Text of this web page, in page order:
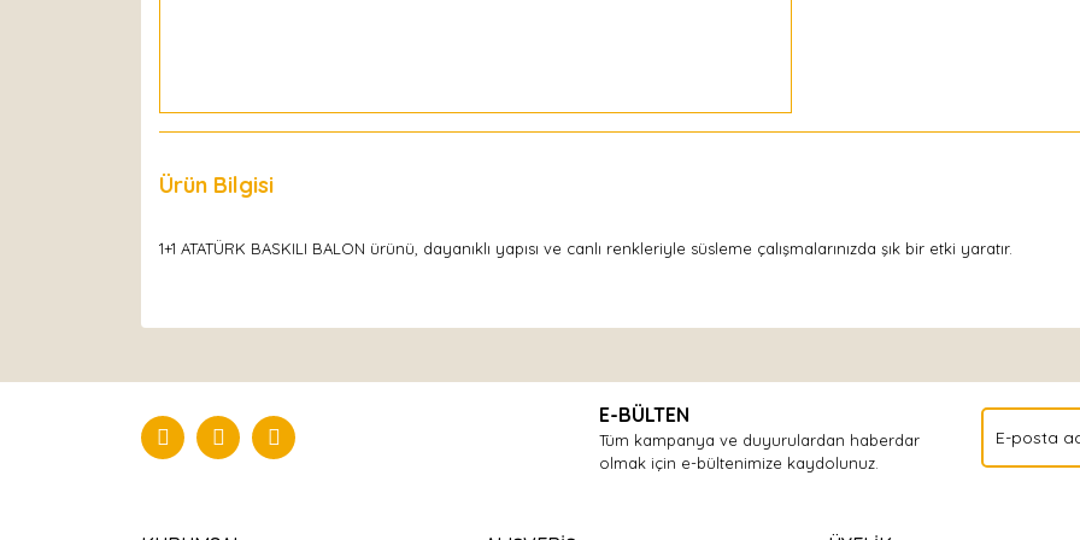
Ürün Bilgisi
1+1 ATATÜRK BASKILI BALON ürünü, dayanıklı yapısı ve canlı renkleriyle süsleme çalışmalarınızda şık bir etki yaratır.
Yorum Yaz
E-BÜLTEN
Tüm kampanya ve duyurulardan haberdar
olmak için e-bültenimize kaydolunuz.